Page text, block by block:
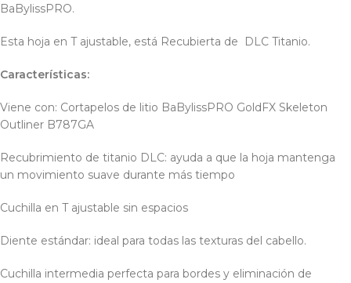
BaBylissPRO.
Esta hoja en T ajustable, está Recubierta de DLC Titanio.
Características:
Viene con: Cortapelos de litio BaBylissPRO GoldFX Skeleton
Outliner B787GA
Recubrimiento de titanio DLC: ayuda a que la hoja mantenga
un movimiento suave durante más tiempo
Cuchilla en T ajustable sin espacios
Diente estándar: ideal para todas las texturas del cabello.
Cuchilla intermedia perfecta para bordes y eliminación de